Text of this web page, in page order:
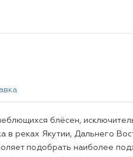
блёсен,
в реках Якутии, Дальнего
подобрать наиболее